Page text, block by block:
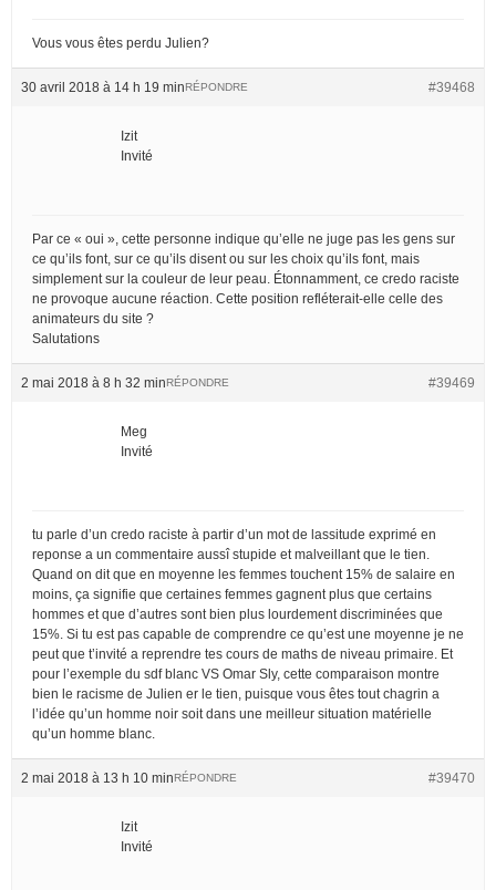
Vous vous êtes perdu Julien?
30 avril 2018 à 14 h 19 min #39468
RÉPONDRE
Izit
Invité
Par ce « oui », cette personne indique qu’elle ne juge pas les gens sur
ce qu’ils font, sur ce qu’ils disent ou sur les choix qu’ils font, mais
simplement sur la couleur de leur peau. Étonnamment, ce credo raciste
ne provoque aucune réaction. Cette position refléterait-elle celle des
animateurs du site ?
Salutations
2 mai 2018 à 8 h 32 min #39469
RÉPONDRE
Meg
Invité
tu parle d’un credo raciste à partir d’un mot de lassitude exprimé en
reponse a un commentaire aussî stupide et malveillant que le tien.
Quand on dit que en moyenne les femmes touchent 15% de salaire en
moins, ça signifie que certaines femmes gagnent plus que certains
hommes et que d’autres sont bien plus lourdement discriminées que
15%. Si tu est pas capable de comprendre ce qu’est une moyenne je ne
peut que t’invité a reprendre tes cours de maths de niveau primaire. Et
pour l’exemple du sdf blanc VS Omar Sly, cette comparaison montre
bien le racisme de Julien er le tien, puisque vous êtes tout chagrin a
l’idée qu’un homme noir soit dans une meilleur situation matérielle
qu’un homme blanc.
2 mai 2018 à 13 h 10 min #39470
RÉPONDRE
Izit
Invité